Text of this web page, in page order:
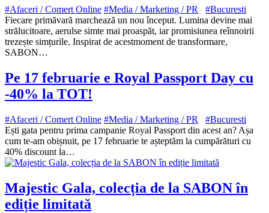
#Afaceri / Comert Online #Media / Marketing / PR
#Bucuresti
Fiecare primăvară marchează un nou început. Lumina devine mai
strălucitoare, aerulse simte mai proaspăt, iar promisiunea reînnoirii
trezește simțurile. Inspirat de acestmoment de transformare,
SABON…
Pe 17 februarie e Royal Passport Day cu
-40% la TOT!
#Afaceri / Comert Online #Media / Marketing / PR
#Bucuresti
Ești gata pentru prima campanie Royal Passport din acest an? Așa
cum te-am obișnuit, pe 17 februarie te așteptăm la cumpărături cu
40% discount la…
Majestic Gala, colecția de la SABON în
ediție limitată